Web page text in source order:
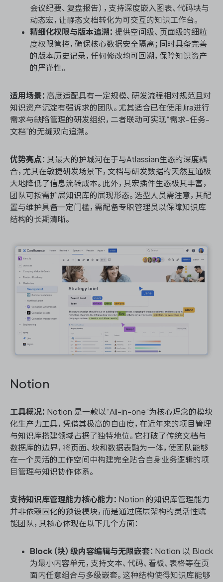
会议纪要、复盘报告），支持深度嵌入图表、代码块与
动态宏，让静态文档转化为可交互的知识工作台。
精细化权限与版本追溯： 提供空间级、页面级的细粒
度权限管控，确保核心数据安全隔离；同时具备完善
的版本历史记录，任何修改均可回溯，保障知识资产
的严谨性。
适用场景： 高度适配具有一定规模、研发流程相对规范且对
知识资产沉淀有强诉求的团队。尤其适合已在使用Jira进行
需求与缺陷管理的研发组织，二者联动可实现“需求-任务-
文档”的无缝双向追溯。
优势亮点： 其最大的护城河在于与Atlassian生态的深度耦
合，尤其在敏捷研发场景下，文档与研发数据的天然互通极
大地降低了信息流转成本。此外，其宏插件生态极其丰富，
团队可按需扩展知识库的展现形态。选型人员需注意，其配
置与维护具备一定门槛，需配备专职管理员以保障知识库
结构的长期清晰。
Notion
工具概况： Notion 是一款以“All-in-one”为核心理念的模块
化生产力工具，凭借其极高的自由度，在近年来的项目管理
与知识库搭建领域占据了独特地位。它打破了传统文档与
数据库的边界，将页面、块和数据表融为一体，使团队能够
在一个灵活的工作空间中构建完全贴合自身业务逻辑的项
目管理与知识协作体系。
支持知识库管理能力核心能力： Notion 的知识库管理能力
并非依赖固化的预设模块，而是通过底层架构的灵活性赋
能团队，其核心体现在以下几个方面：
Block（块）级内容编辑与无限嵌套： Notion 以 Block
为最小内容单元，支持文本、代码、看板、表格等在页
面内任意组合与多级嵌套。这种结构使得知识库能够